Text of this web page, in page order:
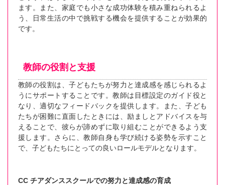
ます。また、家庭でも小さな成功体験を積み重ねられるよ
う、日常生活の中で挑戦する機会を提供することが効果的
です。
教師の役割と支援
教師の役割は、子どもたちが努力と達成感を感じられるよ
うにサポートすることです。教師は目標設定のガイド役と
なり、適切なフィードバックを提供します。また、子ども
たちが困難に直面したときには、励ましとアドバイスを与
えることで、彼らが諦めずに取り組むことができるよう支
援します。さらに、教師自身も学び続ける姿勢を示すこと
で、子どもたちにとっての良いロールモデルとなります。
CC チアダンススクールでの努力と達成感の育成